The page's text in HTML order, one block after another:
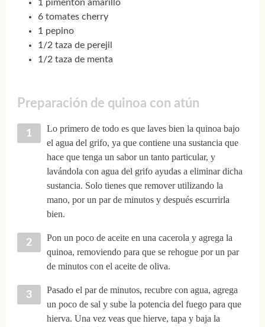
1 pimentón amarillo
6 tomates cherry
1 pepino
1/2 taza de perejil
1/2 taza de menta
Preparación de quinoa con atún
Lo primero de todo es que laves bien la quinoa bajo
el agua del grifo, ya que contiene una sustancia que
hace que tenga un sabor un tanto particular, y
lavándola con agua del grifo ayudas a eliminar dicha
sustancia. Solo tienes que remover utilizando la
mano, por un par de minutos y después escurrirla
bien.
Pon un poco de aceite en una cacerola y agrega la
quinoa, removiendo para que se rehogue por un par
de minutos con el aceite de oliva.
Pasado el par de minutos, recubre con agua, agrega
un poco de sal y sube la potencia del fuego para que
hierva. Una vez veas que hierve, tapa y baja la